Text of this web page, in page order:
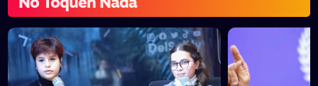
No Toquen Nada